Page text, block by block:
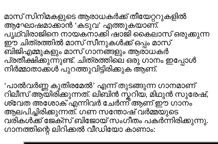
മാസ് സിനിമകളുടെ ആരാധകർക്ക് തീയേറ്ററുകളിൽ
ആഘോഷമാക്കാൻ ‘കടുവ’ എത്തുകയാണ്.
പൃഥ്വിരാജിനെ നായകനാക്കി ഷാജി കൈലാസ് ഒരുക്കുന്ന
ഈ ചിത്രത്തിൽ മാസ് സീനുകൾക്ക് ഒപ്പം മാസ്
ബിജിഎമ്മുകളും മാസ് ഗാനങ്ങളും ആരാധകർ
പ്രതീക്ഷിക്കുന്നുണ്ട്. ചിത്രത്തിലെ ഒരു ഗാനം ഇപ്പോൾ
നിർമ്മാതാക്കൾ പുറത്തുവിട്ടിരിക്കുക ആണ്.
‘പാൽവർണ്ണ കുതിരമേൽ’ എന്ന് തുടങ്ങുന്ന ഗാനമാണ്
റിലീസ് ആയിരിക്കുന്നത്. ലിബിൻ സ്കറിയ, മിഥുൻ സുരേഷ്,
ശ്വേത അശോക് എന്നിവർ ചേർന്ന് ആണ് ഈ ഗാനം
ആലപിച്ചിരിക്കുന്നത്. ഗണ സന്തോഷ് വർമ്മയുടെ
വരികൾക്ക് ജേക്‌സ് ബിജോയ് സംഗീതം പകർന്നിരിക്കുന്നു.
ഗാനത്തിന്റെ ലിറിക്കൽ വീഡിയോ കാണാം: